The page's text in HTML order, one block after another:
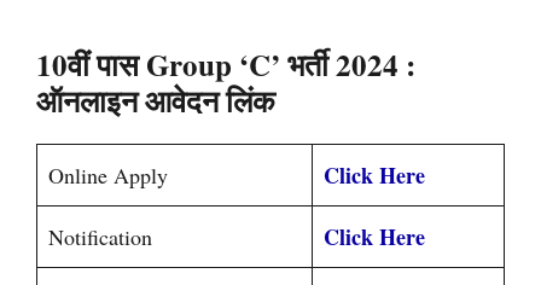
10वीं पास Group ‘C’ भर्ती 2024 :
ऑनलाइन आवेदन लिंक
Online Apply Click Here
Notification Click Here